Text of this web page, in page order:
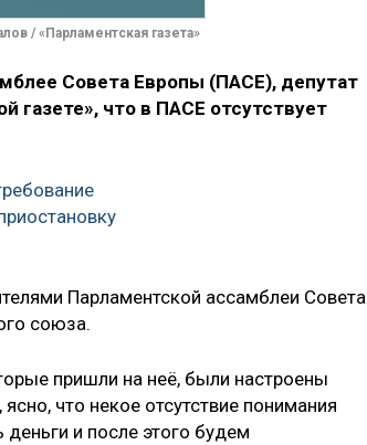
/ «Парламентская газета»
Совета Европы (ПАСЕ), депутат
газете», что в ПАСЕ отсутствует
Парламентской ассамблеи Совета
союза.
пришли на неё, были настроены
что некое отсутствие понимания
деньги и после этого будем